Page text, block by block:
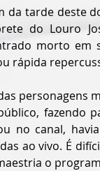
da tarde deste
do Louro
morto em
rápida
personagens
fazendo
no canal,
ao vivo. É
o